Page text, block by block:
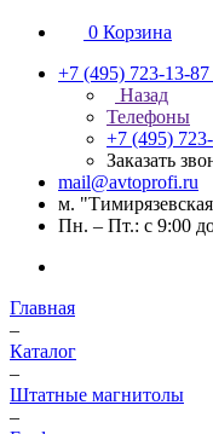
0 Корзина
+7 (495) 723-13-87
Назад
Телефоны
+7 (495)
Заказать
mail@avtoprofi.ru
м.
Пн. – Пт.: с 9:00
Главная
–
Каталог
–
Штатные магнитолы
–